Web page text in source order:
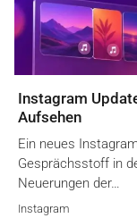
Instagram
Aufsehen
Ein neues
Gesprächsstoff in
Neuerungen der…
Instagram